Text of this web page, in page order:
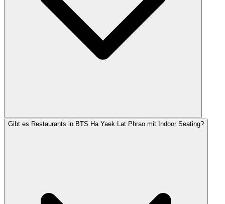
Gibt es Restaurants in BTS Ha Yaek Lat Phrao mit Indoor Seating?